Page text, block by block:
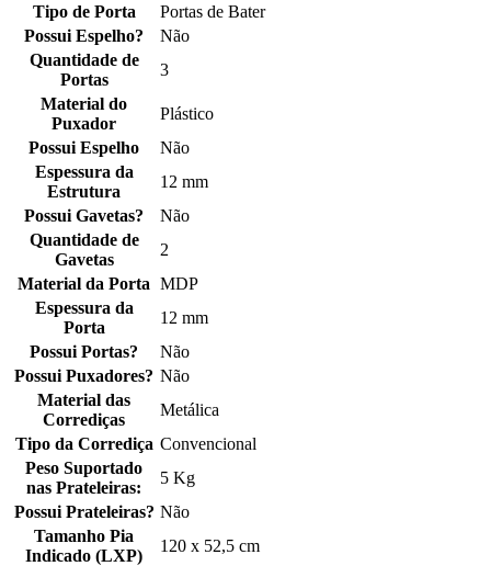
Tipo de Porta
Portas de Bater
Possui Espelho?
Não
Quantidade de
Portas
3
Material do
Puxador
Plástico
Possui Espelho
Não
Espessura da
Estrutura
12 mm
Possui Gavetas?
Não
Quantidade de
Gavetas
2
Material da Porta MDP
Espessura da
Porta
12 mm
Possui Portas?
Não
Possui Puxadores? Não
Material das
Corrediças
Metálica
Tipo da Corrediça Convencional
Peso Suportado
nas Prateleiras:
5 Kg
Possui Prateleiras? Não
Tamanho Pia
Indicado (LXP)
120 x 52,5 cm